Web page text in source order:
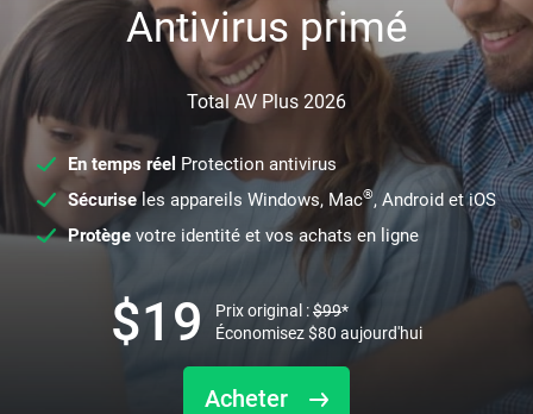
Antivirus primé
Total AV Plus 2026
En temps réel Protection antivirus
Sécuriseles appareils Windows, Mac®, Android et iOS
Protège votre identité et vos achats en ligne
Acheter
$19 Prix original :$99*
Économisez$80 aujourd'hui